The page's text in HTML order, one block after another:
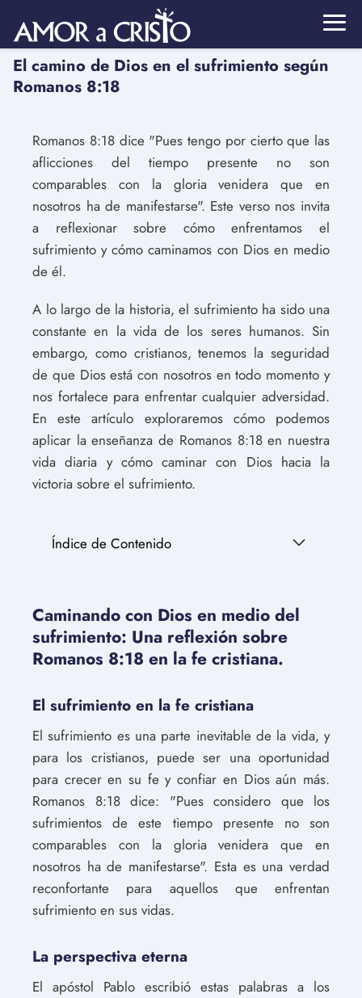
El camino de Dios en el sufrimiento según
Romanos 8:18
Romanos 8:18 dice "Pues tengo por cierto que las
aflicciones del tiempo presente no son
comparables con la gloria venidera que en
nosotros ha de manifestarse". Este verso nos invita
a reflexionar sobre cómo enfrentamos el
sufrimiento y cómo caminamos con Dios en medio
de él.
A lo largo de la historia, el sufrimiento ha sido una
constante en la vida de los seres humanos. Sin
embargo, como cristianos, tenemos la seguridad
de que Dios está con nosotros en todo momento y
nos fortalece para enfrentar cualquier adversidad.
En este artículo exploraremos cómo podemos
aplicar la enseñanza de Romanos 8:18 en nuestra
vida diaria y cómo caminar con Dios hacia la
victoria sobre el sufrimiento.
Índice de Contenido
Caminando con Dios en medio del
sufrimiento: Una reflexión sobre
Romanos 8:18 en la fe cristiana.
El sufrimiento en la fe cristiana
El sufrimiento es una parte inevitable de la vida, y
para los cristianos, puede ser una oportunidad
para crecer en su fe y confiar en Dios aún más.
Romanos 8:18 dice: "Pues considero que los
sufrimientos de este tiempo presente no son
comparables con la gloria venidera que en
nosotros ha de manifestarse". Esta es una verdad
reconfortante para aquellos que enfrentan
sufrimiento en sus vidas.
La perspectiva eterna
El apóstol Pablo escribió estas palabras a los